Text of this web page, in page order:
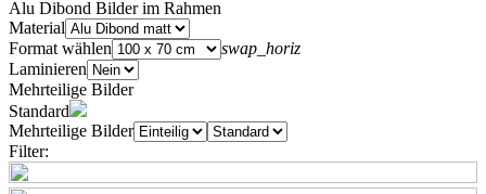
Alu Dibond Bilder im Rahmen
Material
Format wählen
swap_horiz
Laminieren
Mehrteilige Bilder
Standard
Mehrteilige Bilder
Filter: